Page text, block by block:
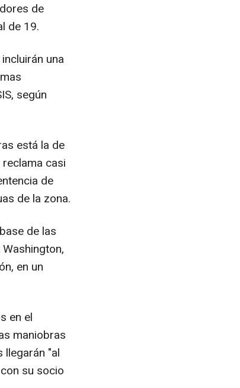
de
de 19.
una
según
está la de
casi
de
de la zona.
de las
en un
en el
maniobras
"al
su socio